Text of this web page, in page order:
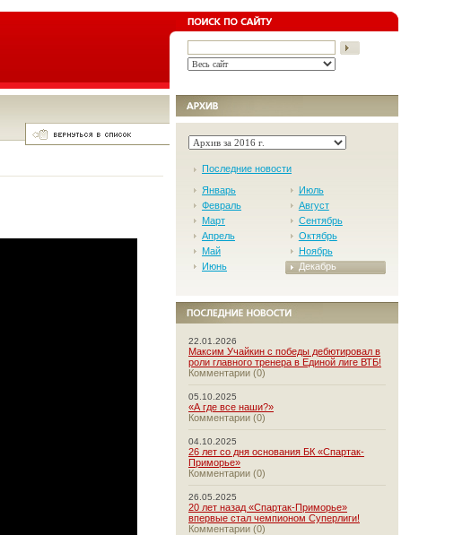
Последние новости
Январь
Февраль
Март
Апрель
Май
Июнь
Июль
Август
Сентябрь
Октябрь
Ноябрь
Декабрь
22.01.2026
Максим Учайкин с победы дебютировал в
роли главного тренера в Единой лиге ВТБ!
Комментарии (0)
05.10.2025
«А где все наши?»
Комментарии (0)
04.10.2025
26 лет со дня основания БК «Спартак-
Приморье»
Комментарии (0)
26.05.2025
20 лет назад «Спартак-Приморье»
впервые стал чемпионом Суперлиги!
Комментарии (0)